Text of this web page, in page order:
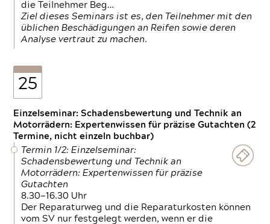
die Teilnehmer Beg…
Ziel dieses Seminars ist es, den Teilnehmer mit den
üblichen Beschädigungen an Reifen sowie deren
Analyse vertraut zu machen.
25
Einzelseminar: Schadensbewertung und Technik an
Motorrädern: Expertenwissen für präzise Gutachten (2
Termine, nicht einzeln buchbar)
Termin 1/2: Einzelseminar:
Schadensbewertung und Technik an
Motorrädern: Expertenwissen für präzise
Gutachten
8.30—16.30 Uhr
Der Reparaturweg und die Reparaturkosten können
vom SV nur festgelegt werden, wenn er die